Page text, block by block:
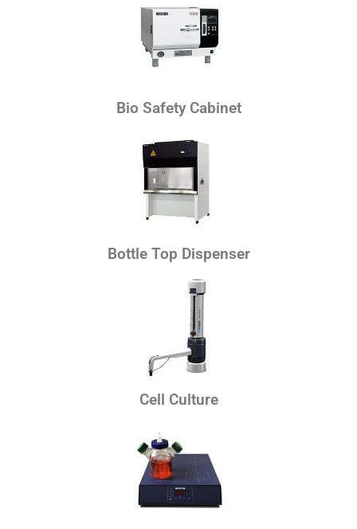
Bio Safety Cabinet
Bottle Top Dispenser
Cell Culture